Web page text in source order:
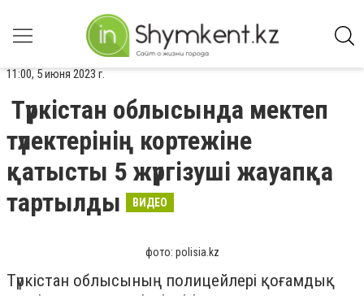
11:00, 5 июня 2023 г.
Түркістан облысында мектеп
түлектерінің кортежіне
қатысты 5 жүргізуші жауапқа
тартылды
ВИДЕО
фото: polisia.kz
Түркістан облысының полицейлері қоғамдық